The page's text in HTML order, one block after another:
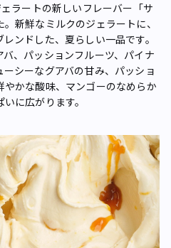
ラートの新しいフレーバー「サ
新鮮なミルクのジェラートに、
ンドした、夏らしい一品です。
、パッションフルーツ、パイナ
シーなグアバの甘み、パッショ
かな酸味、マンゴーのなめらか
に広がります。